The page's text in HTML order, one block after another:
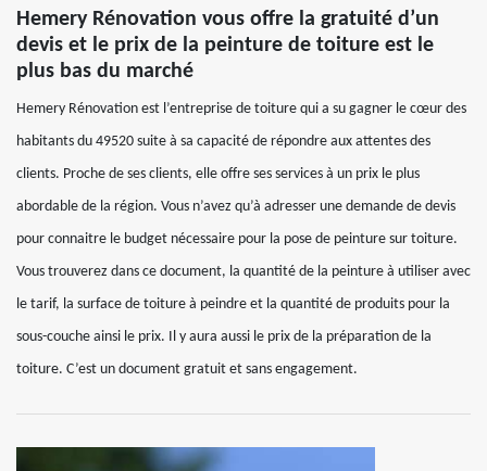
Hemery Rénovation vous offre la gratuité d’un
devis et le prix de la peinture de toiture est le
plus bas du marché
Hemery Rénovation est l’entreprise de toiture qui a su gagner le cœur des
habitants du 49520 suite à sa capacité de répondre aux attentes des
clients. Proche de ses clients, elle offre ses services à un prix le plus
abordable de la région. Vous n’avez qu’à adresser une demande de devis
pour connaitre le budget nécessaire pour la pose de peinture sur toiture.
Vous trouverez dans ce document, la quantité de la peinture à utiliser avec
le tarif, la surface de toiture à peindre et la quantité de produits pour la
sous-couche ainsi le prix. Il y aura aussi le prix de la préparation de la
toiture. C’est un document gratuit et sans engagement.